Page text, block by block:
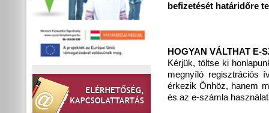
befizetését határidőre
HOGYAN VÁLTHAT E-
Kérjük, töltse ki
megnyíló regisztrációs
érkezik Önhöz, hanem
és az e-számla